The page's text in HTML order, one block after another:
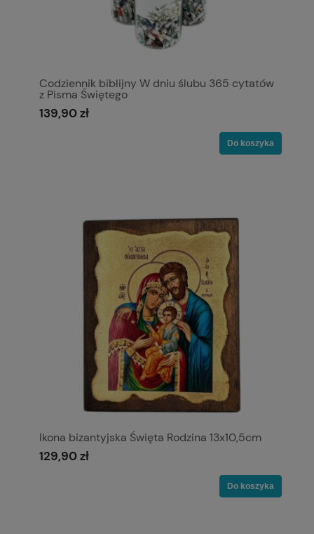
Codziennik biblijny W dniu ślubu 365 cytatów
z Pisma Świętego
139,90 zł
Do koszyka
Ikona bizantyjska Święta Rodzina 13x10,5cm
129,90 zł
Do koszyka